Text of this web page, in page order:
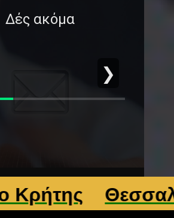
Δές ακόμα
❯